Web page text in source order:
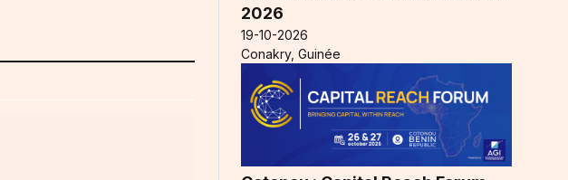
2026
19-10-2026
Conakry, Guinée